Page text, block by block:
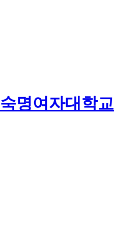
숙명여자대학교